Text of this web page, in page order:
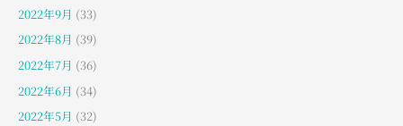
2022年9月 (33)
2022年8月 (39)
2022年7月 (36)
2022年6月 (34)
2022年5月 (32)